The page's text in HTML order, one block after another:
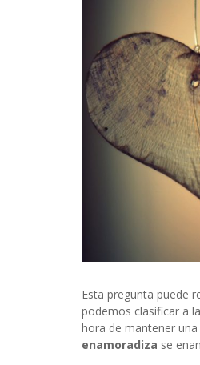
INFIELES
Esta pregunta puede
podemos clasificar a
hora de mantener
enamoradiza se